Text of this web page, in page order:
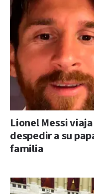
Lionel Messi
despedir a su
familia